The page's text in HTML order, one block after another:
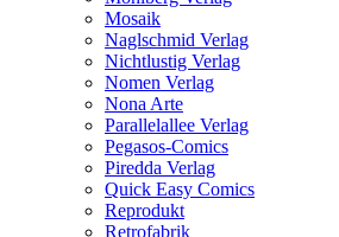
Mosaik
Naglschmid Verlag
Nichtlustig Verlag
Nomen Verlag
Nona Arte
Parallelallee Verlag
Pegasos-Comics
Piredda Verlag
Quick Easy Comics
Reprodukt
Retrofabrik